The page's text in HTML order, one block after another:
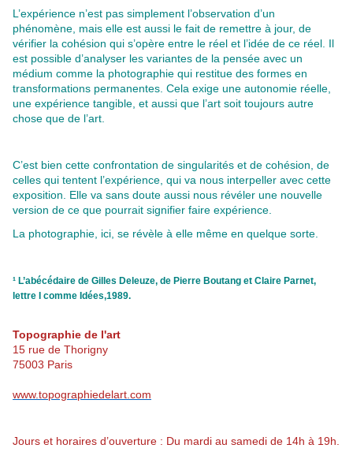
L’expérience n’est pas simplement l’observation d’un
phénomène, mais elle est aussi le fait de remettre à jour, de
vérifier la cohésion qui s’opère entre le réel et l’idée de ce réel. Il
est possible d’analyser les variantes de la pensée avec un
médium comme la photographie qui restitue des formes en
transformations permanentes. Cela exige une autonomie réelle,
une expérience tangible, et aussi que l’art soit toujours autre
chose que de l’art.
C’est bien cette confrontation de singularités et de cohésion, de
celles qui tentent l’expérience, qui va nous interpeller avec cette
exposition. Elle va sans doute aussi nous révéler une nouvelle
version de ce que pourrait signifier faire expérience.
La photographie, ici, se révèle à elle même en quelque sorte.
¹ L’abécédaire de Gilles Deleuze, de Pierre Boutang et Claire Parnet,
lettre I comme Idées,1989.
Topographie de l'art
15 rue de Thorigny
75003 Paris
www.topographiedelart.com
Jours et horaires d’ouverture : Du mardi au samedi de 14h à 19h.